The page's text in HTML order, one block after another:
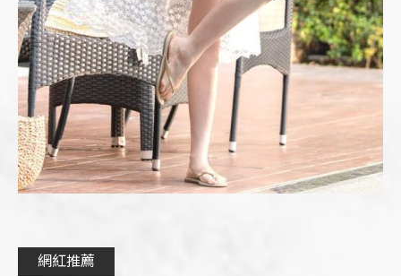
網紅推薦